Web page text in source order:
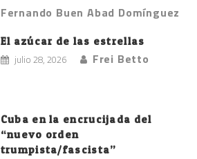
Fernando Buen Abad Domínguez
El azúcar de las estrellas
julio 28, 2026 Frei Betto
Cuba en la encrucijada del
“nuevo orden
trumpista/fascista”